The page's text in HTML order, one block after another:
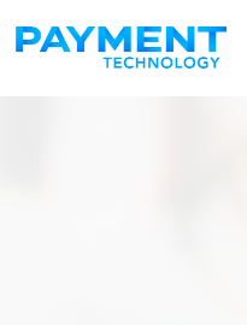
メインナビゲ